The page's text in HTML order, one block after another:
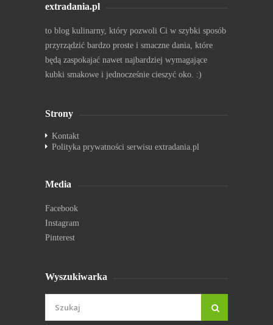
extradania.pl
to blog kulinarny, który pozwoli Ci w szybki sposób
przyrządzić bardzo proste i smaczne dania, które
będą zaspokajać nawet najbardziej wymagające
kubki smakowe i jednocześnie cieszyć oko. :)
Strony
Kontakt
Polityka prywatności serwisu extradania.pl
Media
Facebook
Instagram
Pinterest
Wyszukiwarka